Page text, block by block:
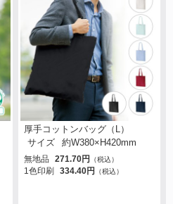
厚手コットンバッグ（L）
サイズ
約W380×H420mm
無地品
271.70円 （税込）
1色印刷 334.40円 （税込）